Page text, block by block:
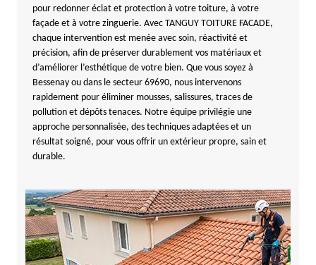
pour redonner éclat et protection à votre toiture, à votre
façade et à votre zinguerie. Avec TANGUY TOITURE FACADE,
chaque intervention est menée avec soin, réactivité et
précision, afin de préserver durablement vos matériaux et
d’améliorer l’esthétique de votre bien. Que vous soyez à
Bessenay ou dans le secteur 69690, nous intervenons
rapidement pour éliminer mousses, salissures, traces de
pollution et dépôts tenaces. Notre équipe privilégie une
approche personnalisée, des techniques adaptées et un
résultat soigné, pour vous offrir un extérieur propre, sain et
durable.